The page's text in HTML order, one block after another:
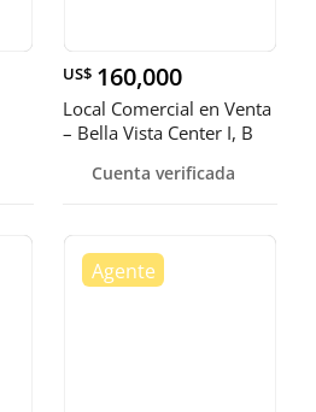
US$ 160,000
Local Comercial en Venta
– Bella Vista Center I, B
Cuenta verificada